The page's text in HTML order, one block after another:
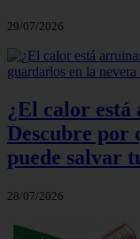
29/07/2026
¿El calor está
Descubre por
puede salvar
28/07/2026